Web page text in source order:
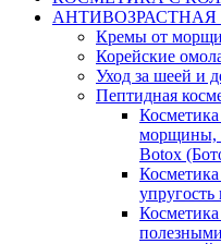
Кремы от
Корейские
Уход за шеей и
Пептидная
морщины,
Botox
упругость